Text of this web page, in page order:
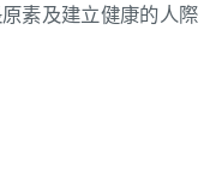
素及建立健康的人際